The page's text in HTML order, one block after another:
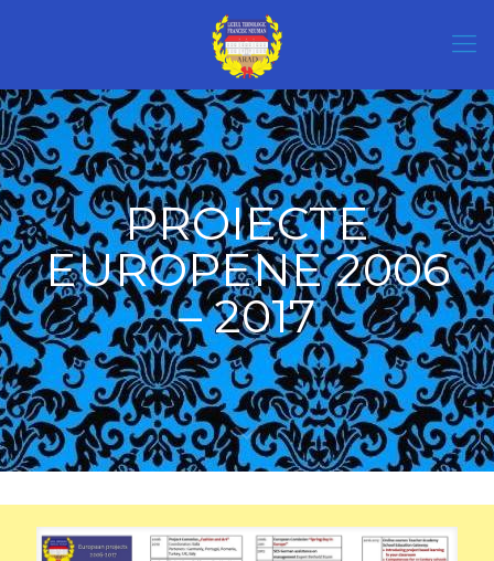
PROIECTE
EUROPENE 2006
– 2017